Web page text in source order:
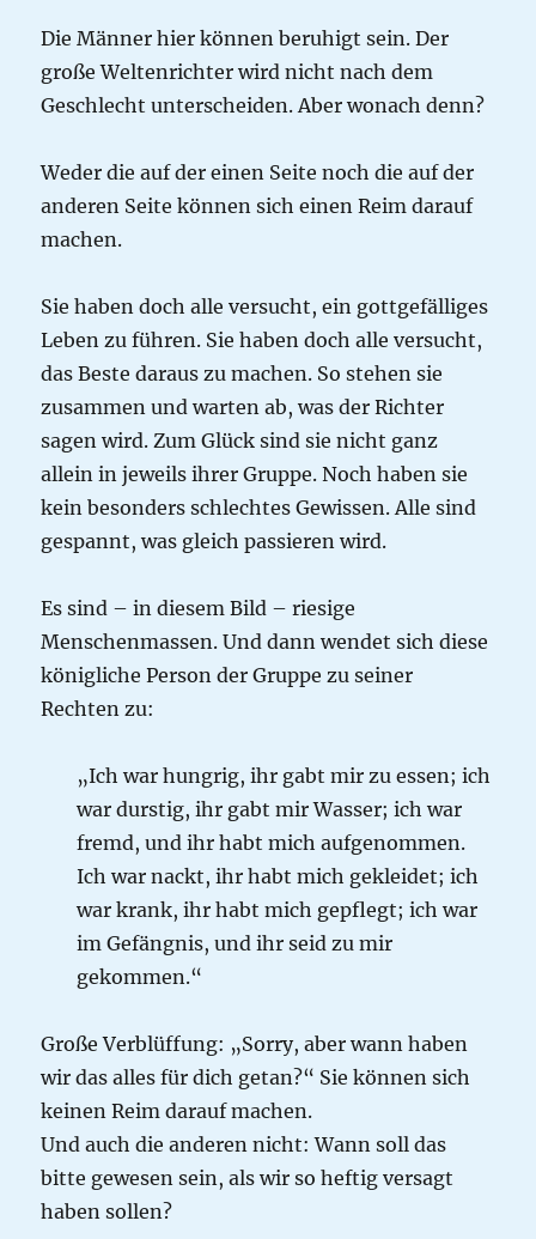
Die Männer hier können beruhigt sein. Der
große Weltenrichter wird nicht nach dem
Geschlecht unterscheiden. Aber wonach denn?
Weder die auf der einen Seite noch die auf der
anderen Seite können sich einen Reim darauf
machen.
Sie haben doch alle versucht, ein gottgefälliges
Leben zu führen. Sie haben doch alle versucht,
das Beste daraus zu machen. So stehen sie
zusammen und warten ab, was der Richter
sagen wird. Zum Glück sind sie nicht ganz
allein in jeweils ihrer Gruppe. Noch haben sie
kein besonders schlechtes Gewissen. Alle sind
gespannt, was gleich passieren wird.
Es sind – in diesem Bild – riesige
Menschenmassen. Und dann wendet sich diese
königliche Person der Gruppe zu seiner
Rechten zu:
„Ich war hungrig, ihr gabt mir zu essen; ich
war durstig, ihr gabt mir Wasser; ich war
fremd, und ihr habt mich aufgenommen.
Ich war nackt, ihr habt mich gekleidet; ich
war krank, ihr habt mich gepflegt; ich war
im Gefängnis, und ihr seid zu mir
gekommen.“
Große Verblüffung: „Sorry, aber wann haben
wir das alles für dich getan?“ Sie können sich
keinen Reim darauf machen.
Und auch die anderen nicht: Wann soll das
bitte gewesen sein, als wir so heftig versagt
haben sollen?